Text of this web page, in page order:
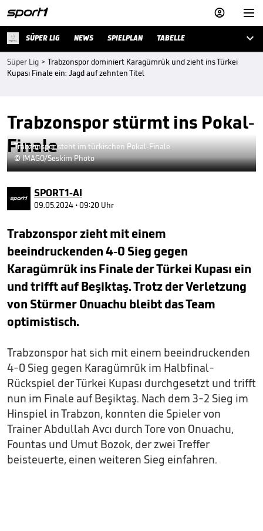


SÜPER LIG NEWS SPIELPLAN TABELLE 
Süper Lig > Trabzonspor dominiert Karagümrük und zieht ins Türkei
Kupası Finale ein: Jagd auf zehnten Titel
Trabzonspor stürmt ins Pokal-
Finale
Trabzonspor steht im türkischen Pokal-Finale
© IMAGO/Seskim Photo
SPORT1-AI
09.05.2024 • 09:20 Uhr
Trabzonspor zieht mit einem
beeindruckenden 4-0 Sieg gegen
Karagümrük ins Finale der Türkei Kupası ein
und trifft auf Beşiktaş. Trotz der Verletzung
von Stürmer Onuachu bleibt das Team
optimistisch.
Trabzonspor hat sich mit einem beeindruckenden
4-0 Sieg gegen Karagümrük im Halbfinal-
Rückspiel der Türkei Kupası durchgesetzt und trifft
nun im Finale auf Beşiktaş. Nach dem 3-2 Sieg im
Hinspiel in Trabzon, konnten die Spieler von
Trainer Abdullah Avcı durch Tore von Onuachu,
Fountas und Umut Bozok, der zwei Treffer
beisteuerte, einen weiteren Sieg einfahren.